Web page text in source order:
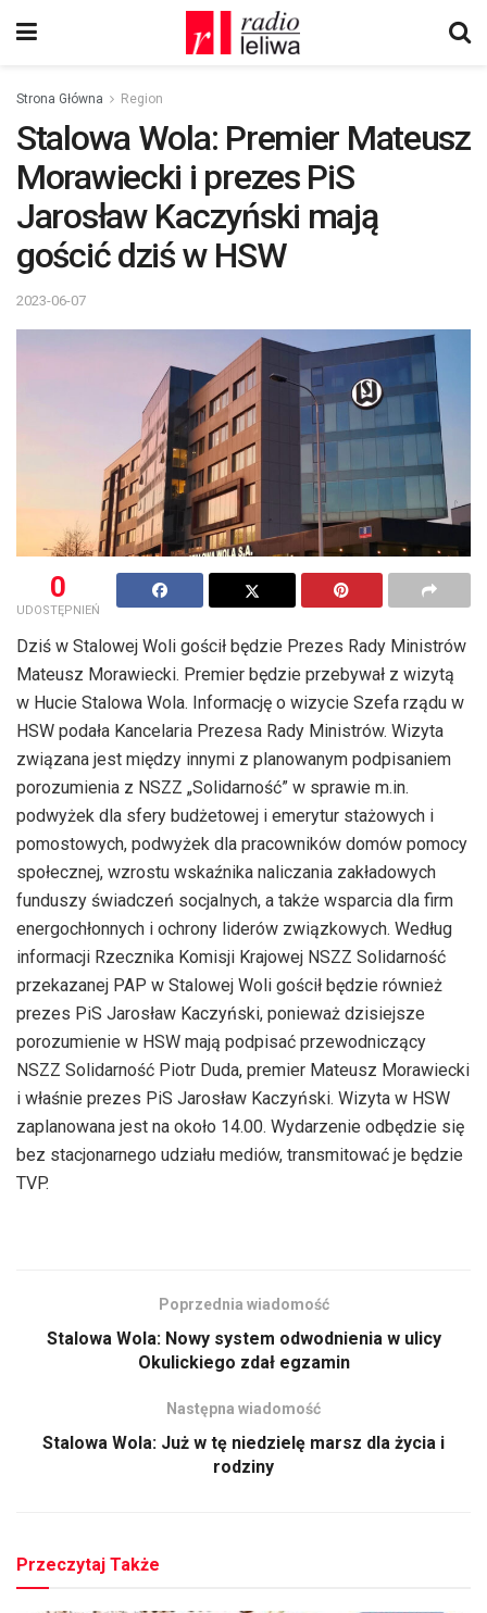
Strona Główna Region
Stalowa Wola: Premier Mateusz
Morawiecki i prezes PiS
Jarosław Kaczyński mają
gościć dziś w HSW
2023-06-07
0
UDOSTĘPNIEŃ
Dziś w Stalowej Woli gościł będzie Prezes Rady Ministrów
Mateusz Morawiecki. Premier będzie przebywał z wizytą
w Hucie Stalowa Wola. Informację o wizycie Szefa rządu w
HSW podała Kancelaria Prezesa Rady Ministrów. Wizyta
związana jest między innymi z planowanym podpisaniem
porozumienia z NSZZ „Solidarność” w sprawie m.in.
podwyżek dla sfery budżetowej i emerytur stażowych i
pomostowych, podwyżek dla pracowników domów pomocy
społecznej, wzrostu wskaźnika naliczania zakładowych
funduszy świadczeń socjalnych, a także wsparcia dla firm
energochłonnych i ochrony liderów związkowych. Według
informacji Rzecznika Komisji Krajowej NSZZ Solidarność
przekazanej PAP w Stalowej Woli gościł będzie również
prezes PiS Jarosław Kaczyński, ponieważ dzisiejsze
porozumienie w HSW mają podpisać przewodniczący
NSZZ Solidarność Piotr Duda, premier Mateusz Morawiecki
i właśnie prezes PiS Jarosław Kaczyński. Wizyta w HSW
zaplanowana jest na około 14.00. Wydarzenie odbędzie się
bez stacjonarnego udziału mediów, transmitować je będzie
TVP.
Poprzednia wiadomość
Stalowa Wola: Nowy system odwodnienia w ulicy
Okulickiego zdał egzamin
Następna wiadomość
Stalowa Wola: Już w tę niedzielę marsz dla życia i
rodziny
Przeczytaj Także